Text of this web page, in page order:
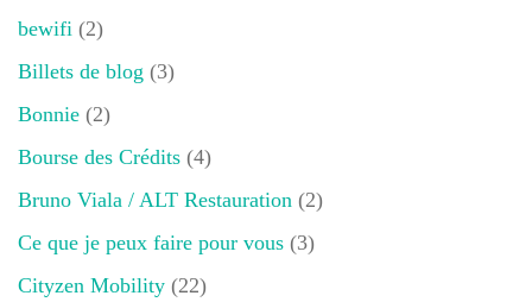
bewifi (2)
Billets de blog (3)
Bonnie (2)
Bourse des Crédits (4)
Bruno Viala / ALT Restauration (2)
Ce que je peux faire pour vous (3)
Cityzen Mobility (22)